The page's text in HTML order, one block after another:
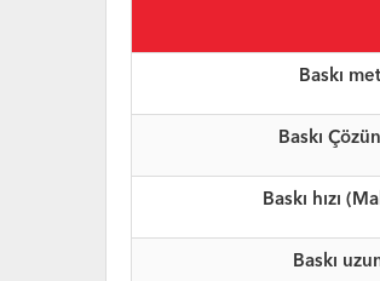
Baskı
Baskı
Baskı hızı
Baskı